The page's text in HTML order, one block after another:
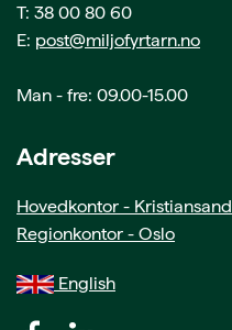
T: 38 00 80 60
E: post@miljofyrtarn.no
Man - fre: 09.00-15.00
Adresser
Hovedkontor - Kristiansand
Regionkontor - Oslo
English